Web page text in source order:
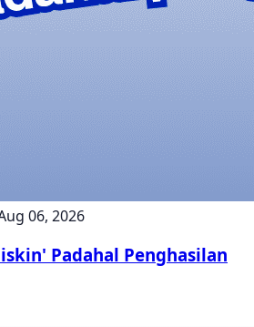
06, 2026
Padahal Penghasilan